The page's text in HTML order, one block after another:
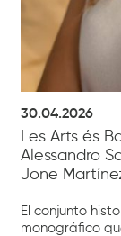
30.04.2026
Les Arts és
Alessandro
Jone
El conjunto
monográfico